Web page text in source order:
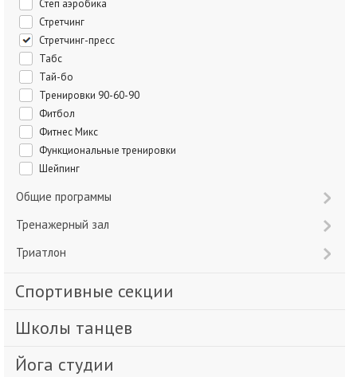
Степ аэробика
Стретчинг
Стретчинг-пресс
Табс
Тай-бо
Тренировки 90-60-90
Фитбол
Фитнес Микс
Функциональные тренировки
Шейпинг
Общие программы
Тренажерный зал
Триатлон
Спортивные секции
Школы танцев
Йога студии